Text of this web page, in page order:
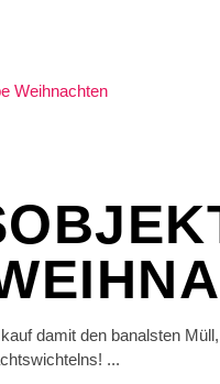
damit den banalsten